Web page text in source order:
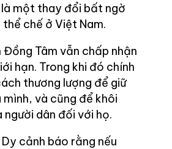
là một thay đổi bất ngờ
chế ở Việt Nam.
Đồng Tâm vẫn chấp nhận
hạn. Trong khi đó chính
thương lượng để giữ
và cũng để khôi
dân đối với họ.
cảnh báo rằng nếu